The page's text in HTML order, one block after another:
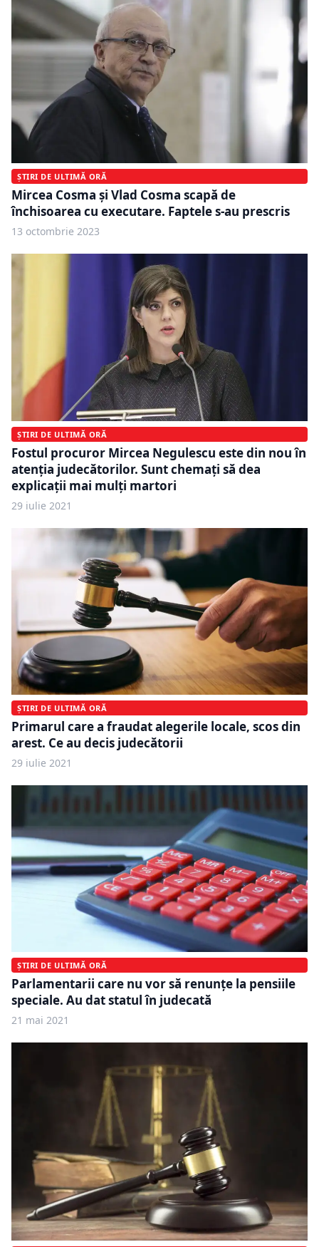
ȘTIRI DE ULTIMĂ ORĂ
Mircea Cosma şi Vlad Cosma scapă de
închisoarea cu executare. Faptele s-au prescris
13 octombrie 2023
ȘTIRI DE ULTIMĂ ORĂ
Fostul procuror Mircea Negulescu este din nou în
atenția judecătorilor. Sunt chemați să dea
explicații mai mulți martori
29 iulie 2021
ȘTIRI DE ULTIMĂ ORĂ
Primarul care a fraudat alegerile locale, scos din
arest. Ce au decis judecătorii
29 iulie 2021
ȘTIRI DE ULTIMĂ ORĂ
Parlamentarii care nu vor să renunțe la pensiile
speciale. Au dat statul în judecată
21 mai 2021